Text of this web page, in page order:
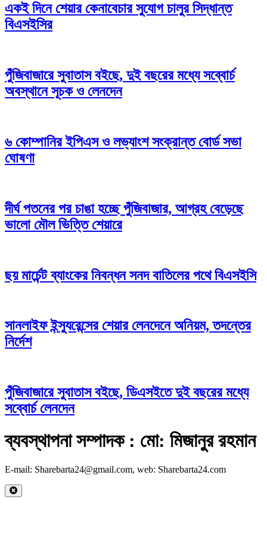
একই দিনে শেয়ার কেনাবেচার সুযোগ চালুর সিদ্ধান্ত
বিএসইসির
পুঁজিবাজারে সুবাতাস বইছে, দুই বছরের মধ্যে সব্বোর্চ
অবস্থানে সূচক ও লেনদেন
৬ কোম্পানির ইপিএস ও লভ্যাংশ সংক্রান্ত বোর্ড সভা
ঘোষণা
দীর্ঘ পতনের পর চাঙা হচ্ছে পুঁজিবাজার, আগ্রহ বেড়েছে
ভালো মৌল ভিত্তি শেয়ারে
ছয় মার্চেন্ট ব্যাংকের নিবন্ধন সনদ বাতিলের পথে বিএসইসি
সানলাইফ ইন্স্যুরেন্সের শেয়ার লেনদেনে অনিয়ম, তদন্তের
নির্দেশ
পুঁজিবাজারে সুবাতাস বইছে, ডিএসইতে দুই বছরের মধ্যে
সব্বোর্চ লেনদেন
ব্যবস্থাপনা সম্পাদক : মো: মিজানুর রহমান
E-mail: Sharebarta24@gmail.com, web: Sharebarta24.com